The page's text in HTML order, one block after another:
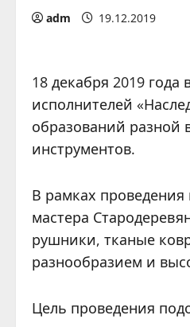
adm 19.12.2019
18 декабря 2019
исполнителей
образований разной
инструментов.
В рамках
мастера
рушники, тканые
разнообразием и
Цель проведения